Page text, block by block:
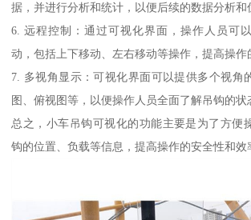
据，并进行分析和统计，以便后续的数据分析和
6. 远程控制：通过可视化界面，操作人员可
动，包括上下移动、左右移动等操作，提高操作
7. 多视角显示：可视化界面可以提供多个视角
图、俯视图等，以便操作人员全面了解吊钩的状
总之，小车吊钩可视化的功能主要是为了方便
钩的位置、负载等信息，提高操作的安全性和效